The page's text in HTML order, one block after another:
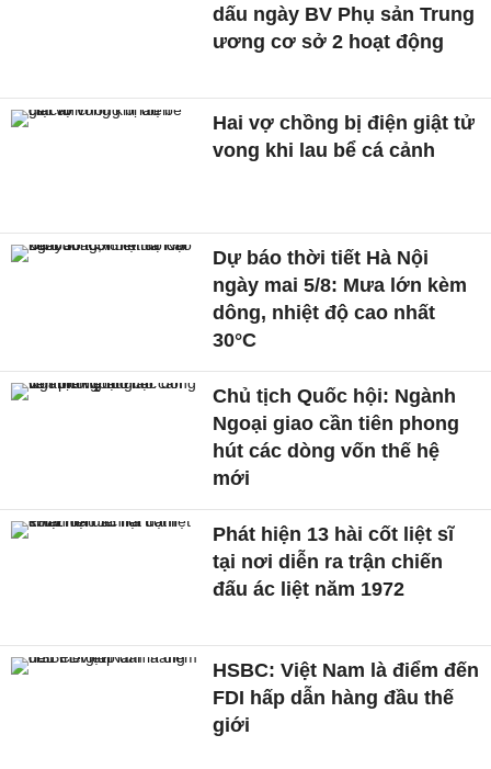
dấu ngày BV Phụ sản Trung
ương cơ sở 2 hoạt động
Hai vợ chồng bị điện giật tử
vong khi lau bể cá cảnh
Dự báo thời tiết Hà Nội
ngày mai 5/8: Mưa lớn kèm
dông, nhiệt độ cao nhất
30°C
Chủ tịch Quốc hội: Ngành
Ngoại giao cần tiên phong
hút các dòng vốn thế hệ
mới
Phát hiện 13 hài cốt liệt sĩ
tại nơi diễn ra trận chiến
đấu ác liệt năm 1972
HSBC: Việt Nam là điểm đến
FDI hấp dẫn hàng đầu thế
giới